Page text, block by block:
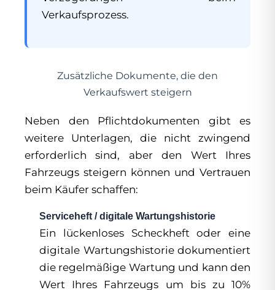
Verkaufsprozess.
Zusätzliche Dokumente, die den
Verkaufswert steigern
Neben den Pflichtdokumenten gibt es
weitere Unterlagen, die nicht zwingend
erforderlich sind, aber den Wert Ihres
Fahrzeugs steigern können und Vertrauen
beim Käufer schaffen:
Serviceheft / digitale Wartungshistorie
Ein lückenloses Scheckheft oder eine
digitale Wartungshistorie dokumentiert
die regelmäßige Wartung und kann den
Wert Ihres Fahrzeugs um bis zu 10%